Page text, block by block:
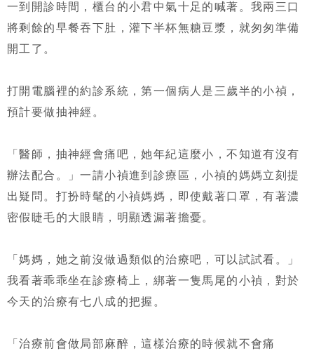
一到開診時間，櫃台的小君中氣十足的喊著。我兩三口
將剩餘的早餐吞下肚，灌下半杯無糖豆漿，就匆匆準備
開工了。
打開電腦裡的約診系統，第一個病人是三歲半的小禎，
預計要做抽神經。
「醫師，抽神經會痛吧，她年紀這麼小，不知道有沒有
辦法配合。」一請小禎進到診療區，小禎的媽媽立刻提
出疑問。打扮時髦的小禎媽媽，即使戴著口罩，有著濃
密假睫毛的大眼睛，明顯透漏著擔憂。
「媽媽，她之前沒做過類似的治療吧，可以試試看。」
我看著乖乖坐在診療椅上，綁著一隻馬尾的小禎，對於
今天的治療有七八成的把握。
「治療前會做局部麻醉，這樣治療的時候就不會痛